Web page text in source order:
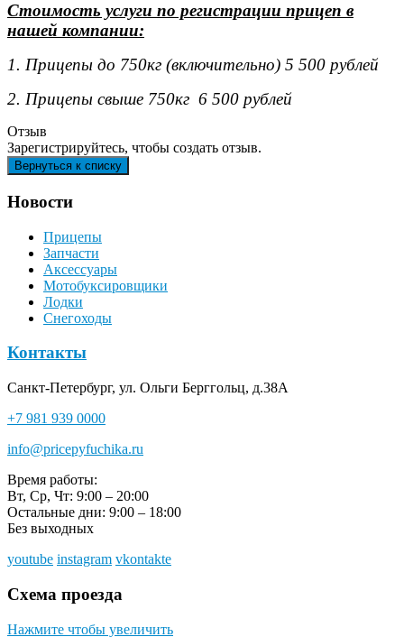
Стоимость услуги по регистрации прицеп в
нашей компании:
1. Прицепы до 750кг (включительно) 5 500 рублей
2. Прицепы свыше 750кг 6 500 рублей
Отзыв
Зарегистрируйтесь, чтобы создать отзыв.
Новости
Прицепы
Запчасти
Аксессуары
Мотобуксировщики
Лодки
Снегоходы
Контакты
Санкт-Петербург, ул. Ольги Берггольц, д.38А
+7 981 939 0000
info@pricepyfuchika.ru
Время работы:
Вт, Ср, Чт: 9:00 – 20:00
Остальные дни: 9:00 – 18:00
Без выходных
youtube instagram vkontakte
Схема проезда
Нажмите чтобы увеличить